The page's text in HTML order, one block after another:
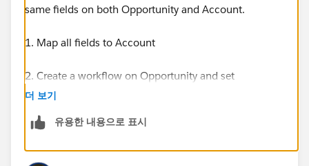
same fields on both Opportunity and Account.
1. Map all fields to Account
2. Create a workflow on Opportunity and set
evaluation whenever create new record and didnot
wanted to map initially in lead conversion process. use
더 보기
유용한 내용으로 표시